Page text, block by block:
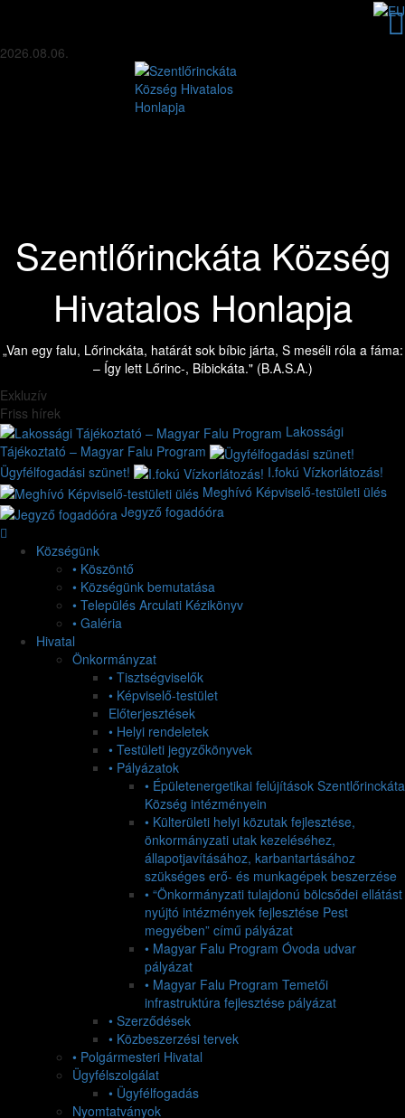
2026.08.06.
Szentlőrinckáta Község
Hivatalos Honlapja
„Van egy falu, Lőrinckáta, határát sok bíbic járta, S meséli róla a fáma:
– Így lett Lőrinc-, Bíbickáta." (B.A.S.A.)
Exkluzív
Friss hírek
Lakossági
Tájékoztató – Magyar Falu Program
Ügyfélfogadási szünet!
I.fokú Vízkorlátozás!
Meghívó Képviselő-testületi ülés
Jegyző fogadóóra
Községünk
• Köszöntő
• Községünk bemutatása
• Település Arculati Kézikönyv
• Galéria
Hivatal
Önkormányzat
• Tisztségviselők
• Képviselő-testület
Előterjesztések
• Helyi rendeletek
• Testületi jegyzőkönyvek
• Pályázatok
• Épületenergetikai felújítások Szentlőrinckáta
Község intézményein
• Külterületi helyi közutak fejlesztése,
önkormányzati utak kezeléséhez,
állapotjavításához, karbantartásához
szükséges erő- és munkagépek beszerzése
• “Önkormányzati tulajdonú bölcsődei ellátást
nyújtó intézmények fejlesztése Pest
megyében” című pályázat
• Magyar Falu Program Óvoda udvar
pályázat
• Magyar Falu Program Temetői
infrastruktúra fejlesztése pályázat
• Szerződések
• Közbeszerzési tervek
• Polgármesteri Hivatal
Ügyfélszolgálat
• Ügyfélfogadás
Nyomtatványok